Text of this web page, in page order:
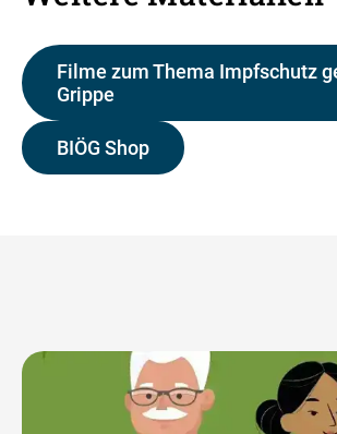
Filme zum Thema Impfschutz
Grippe
BIÖG Shop